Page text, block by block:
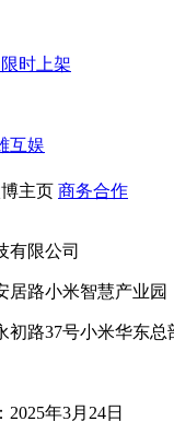
时上架
互娱
主页 商务合作
有限公司
居路小米智慧产业园
初路37号小米华东总
2025年3月24日